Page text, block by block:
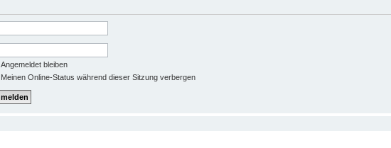
Angemeldet bleiben
Meinen Online-Status während dieser Sitzung verbergen